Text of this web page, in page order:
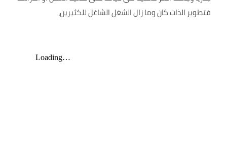
فتطوير الذات كان وما زال الشغل الشاغل للكثيرين،